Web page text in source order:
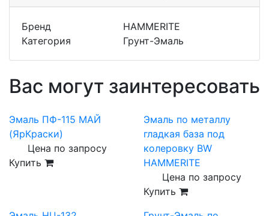
Бренд
HAMMERITE
Категория
Грунт-Эмаль
Вас могут заинтересовать
Эмаль ПФ-115 МАЙ
(ЯрКраски)
Цена по запросу
Купить
Эмаль по металлу
гладкая база под
колеровку BW
HAMMERITE
Цена по запросу
Купить